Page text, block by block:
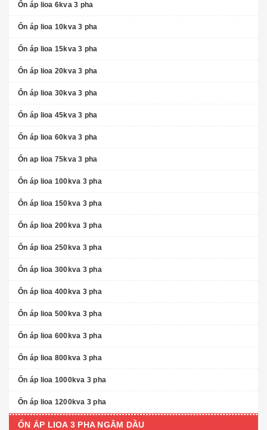
Ổn áp lioa 6kva 3 pha
Ổn áp lioa 10kva 3 pha
Ổn áp lioa 15kva 3 pha
Ổn áp lioa 20kva 3 pha
Ổn áp lioa 30kva 3 pha
Ổn áp lioa 45kva 3 pha
Ổn áp lioa 60kva 3 pha
Ổn ap lioa 75kva 3 pha
Ổn áp lioa 100kva 3 pha
Ổn áp lioa 150kva 3 pha
Ổn áp lioa 200kva 3 pha
Ổn áp lioa 250kva 3 pha
Ổn áp lioa 300kva 3 pha
Ổn áp lioa 400kva 3 pha
Ổn áp lioa 500kva 3 pha
Ổn áp lioa 600kva 3 pha
Ổn áp lioa 800kva 3 pha
Ổn áp lioa 1000kva 3 pha
Ổn áp lioa 1200kva 3 pha
ỔN ÁP LIOA 3 PHA NGÂM DẦU